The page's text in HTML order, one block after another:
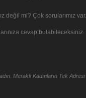
değil mi? Çok sorularımız var.
cevap bulabileceksiniz.
Meraklı Kadınların Tek Adresi